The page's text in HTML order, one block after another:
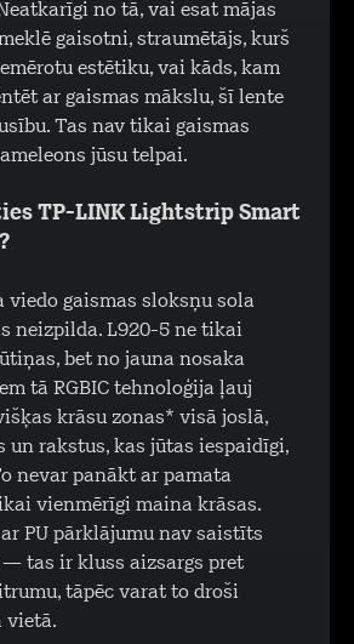
no tā, vai esat mājas
gaisotni, straumētājs, kurš
estētiku, vai kāds, kam
ar gaismas mākslu, šī lente
Tas nav tikai gaismas
jūsu telpai.
TP-LINK Lightstrip Smart
viedo gaismas sloksņu sola
neizpilda. L920-5 ne tikai
bet no jauna nosaka
tā RGBIC tehnoloģija ļauj
krāsu zonas* visā joslā,
un rakstus, kas jūtas iespaidīgi,
nevar panākt ar pamata
vienmērīgi maina krāsas.
PU pārklājumu nav saistīts
tas ir kluss aizsargs pret
tāpēc varat to droši
vietā.